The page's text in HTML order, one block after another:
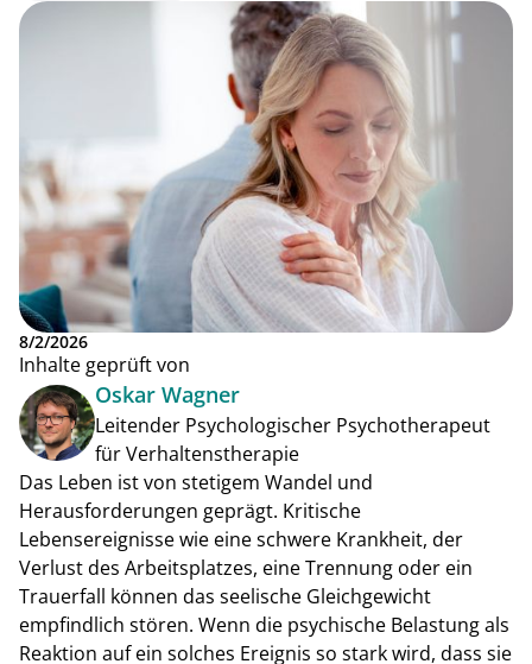
8/2/2026
Inhalte geprüft von
Oskar Wagner
Leitender Psychologischer Psychotherapeut
für Verhaltenstherapie
Das Leben ist von stetigem Wandel und
Herausforderungen geprägt. Kritische
Lebensereignisse wie eine schwere Krankheit, der
Verlust des Arbeitsplatzes, eine Trennung oder ein
Trauerfall können das seelische Gleichgewicht
empfindlich stören. Wenn die psychische Belastung als
Reaktion auf ein solches Ereignis so stark wird, dass sie